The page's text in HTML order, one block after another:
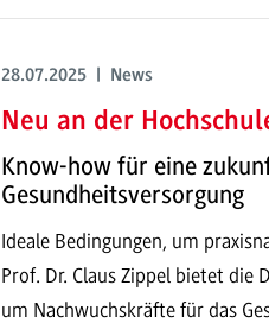
28.07.2025 | News
Neu an der
Know-how für eine
Gesundheitsversorgung
Ideale Bedingungen, um
Prof. Dr. Claus Zippel bietet die
um Nachwuchskräfte für das